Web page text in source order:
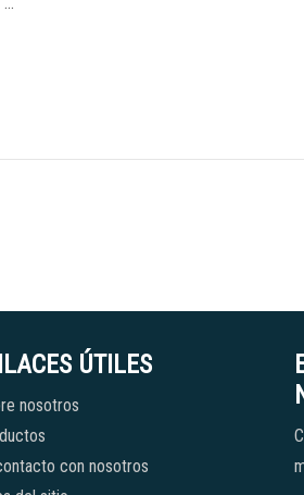
ÚTILES
nosotros
con nosotros